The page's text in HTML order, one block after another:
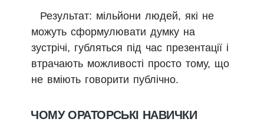
Результат: мільйони людей, які не
можуть сформулювати думку на
зустрічі, губляться під час презентації і
втрачають можливості просто тому, що
не вміють говорити публічно.
ЧОМУ ОРАТОРСЬКІ НАВИЧКИ